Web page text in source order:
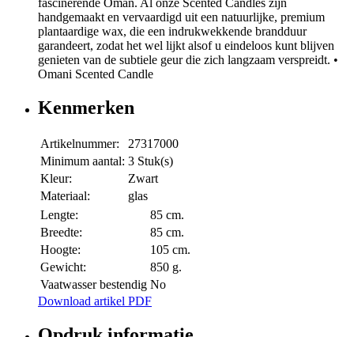
fascinerende Oman. Al onze Scented Candles zijn
handgemaakt en vervaardigd uit een natuurlijke, premium
plantaardige wax, die een indrukwekkende brandduur
garandeert, zodat het wel lijkt alsof u eindeloos kunt blijven
genieten van de subtiele geur die zich langzaam verspreidt. •
Omani Scented Candle
Kenmerken
Artikelnummer:
27317000
Minimum aantal: 3 Stuk(s)
Kleur:
Zwart
Materiaal:
glas
Lengte:
85 cm.
Breedte:
85 cm.
Hoogte:
105 cm.
Gewicht:
850 g.
Vaatwasser bestendig No
Download artikel PDF